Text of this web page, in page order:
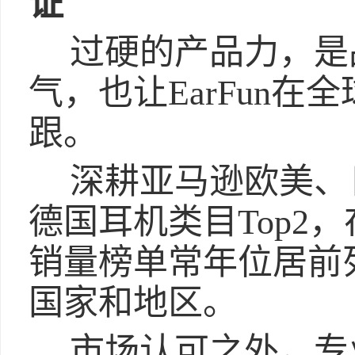
过硬的产品力，
气，也让EarFun在
跟。
深耕亚马逊欧美
德国耳机类目Top2
销量榜单常年位居前
国家和地区。